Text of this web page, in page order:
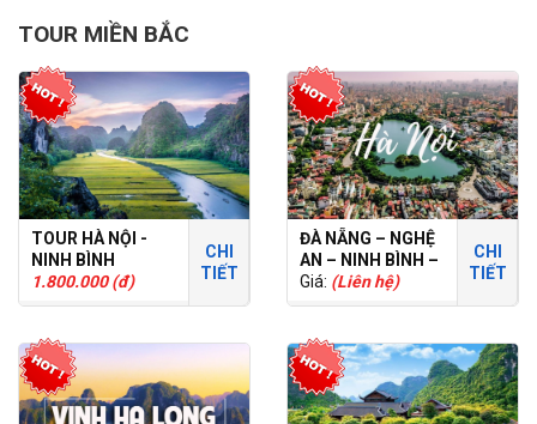
TOUR MIỀN BẮC
TOUR HÀ NỘI -
NINH BÌNH
1.800.000 (đ)
CHI
TIẾT
ĐÀ NẴNG – NGHỆ
AN – NINH BÌNH –
HÀ NỘI 5N4Đ
Giá: (Liên hệ)
CHI
TIẾT